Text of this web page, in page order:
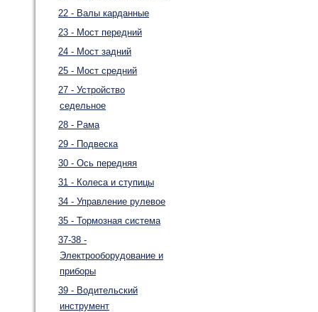
22 - Валы карданные
23 - Мост передний
24 - Мост задний
25 - Мост средний
27 - Устройство
седельное
28 - Рама
29 - Подвеска
30 - Ось передняя
31 - Колеса и ступицы
34 - Управление рулевое
35 - Тормозная система
37-38 -
Электрооборудование и
приборы
39 - Водительский
инструмент